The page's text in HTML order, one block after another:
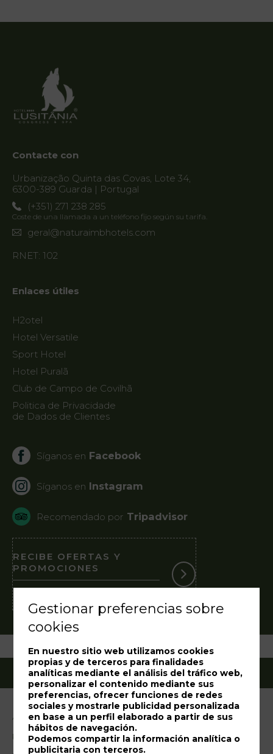
My Natura
Vouchers
Localización
Noticias
Destino
Guarda
Contacte con
Urbanização Quinta das Covas, Lote 34,
6300-389 Guarda | Portugal
(+351) 271 238 285
Coste de una llamada a un teléfono fijo según su tarifa.
geral@naturaimbhotels.com
RNET: 102
Enlaces útiles
H2otel
Hotel Versatile
Sport Hotel
Hotel Puralã
Club de Campo de Covilhã
Politica de Privacidade
de Dados de Clientes
Síganos en Facebook
Síganos en Instagram
Recomendado por Tripadvisor
RECIBE OFERTAS Y
PROMOCIONES
Aviso legal
Política de cookies
Gestionar preferencias sobre
cookies
En nuestro sitio web utilizamos cookies
propias y de terceros para finalidades
analíticas mediante el análisis del tráfico web,
personalizar el contenido mediante sus
preferencias, ofrecer funciones de redes
sociales y mostrarle publicidad personalizada
en base a un perfil elaborado a partir de sus
hábitos de navegación.
Podemos compartir la información analítica o
publicitaria con terceros.